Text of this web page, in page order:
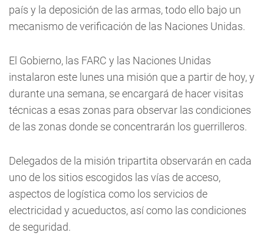
país y la deposición de las armas, todo ello bajo un
mecanismo de verificación de las Naciones Unidas.
El Gobierno, las FARC y las Naciones Unidas
instalaron este lunes una misión que a partir de hoy, y
durante una semana, se encargará de hacer visitas
técnicas a esas zonas para observar las condiciones
de las zonas donde se concentrarán los guerrilleros.
Delegados de la misión tripartita observarán en cada
uno de los sitios escogidos las vías de acceso,
aspectos de logística como los servicios de
electricidad y acueductos, así como las condiciones
de seguridad.